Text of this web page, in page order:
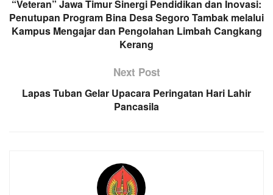
“Veteran” Jawa Timur Sinergi Pendidikan dan Inovasi:
Penutupan Program Bina Desa Segoro Tambak melalui
Kampus Mengajar dan Pengolahan Limbah Cangkang
Kerang
Next Post
Lapas Tuban Gelar Upacara Peringatan Hari Lahir
Pancasila